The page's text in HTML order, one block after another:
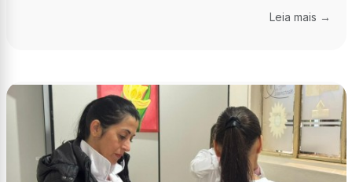
Leia mais →